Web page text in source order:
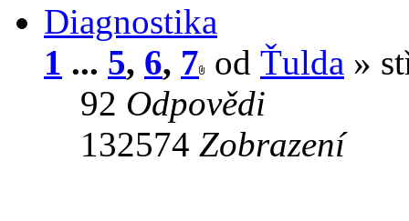
Diagnostika
1 ... 5, 6, 7 od Ťulda »
92 Odpovědi
132574 Zobrazení